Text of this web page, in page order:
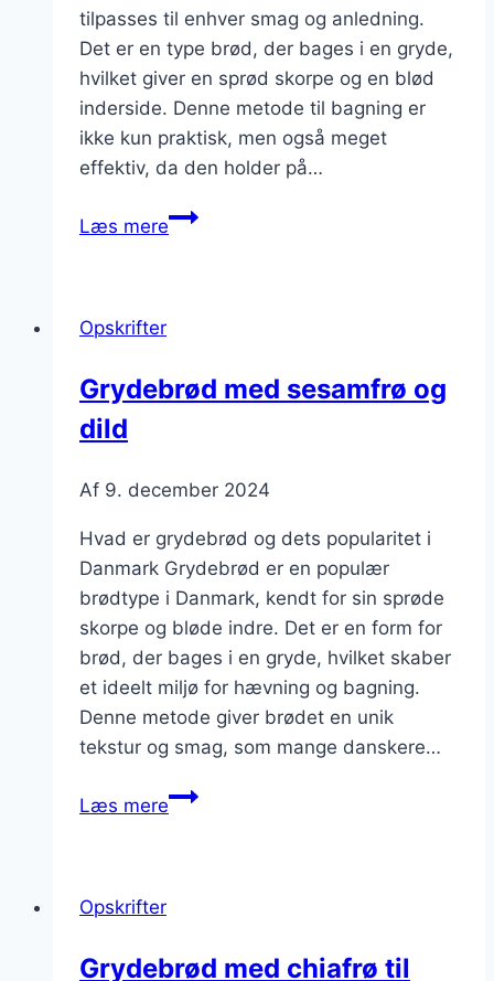
tilpasses til enhver smag og anledning.
Det er en type brød, der bages i en gryde,
hvilket giver en sprød skorpe og en blød
inderside. Denne metode til bagning er
ikke kun praktisk, men også meget
effektiv, da den holder på…
Læs mereGrydebrød
familien
Opskrifter
Grydebrød med sesamfrø og
dild
Af 9. december 2024
Hvad er grydebrød og dets popularitet i
Danmark Grydebrød er en populær
brødtype i Danmark, kendt for sin sprøde
skorpe og bløde indre. Det er en form for
brød, der bages i en gryde, hvilket skaber
et ideelt miljø for hævning og bagning.
Denne metode giver brødet en unik
tekstur og smag, som mange danskere…
Læs mereGrydebrød
Opskrifter
Grydebrød med chiafrø til